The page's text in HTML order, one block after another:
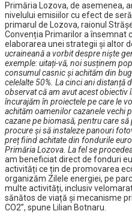
Primăria Lozova, de asemenea,
nivelului emisiilor cu efect de seră
primarul de Lozova, raionul
Convenția Primarilor a însemnat
elaborarea unei strategii și altor
ucraineană a vorbit despre niște
exemple: uitați-vă, noi susținem
consumul casnic și achităm din
celelalte 50%. La cinci ani distanță
observat că am avut acest obiectiv
încurajăm în proiectele pe care le
achităm oamenilor cazanele vechi
cazane pe biomasă, pentru care
procure și să instaleze panouri
preț fiind achitate din fondurile
Primăria Lozova. La fel se
am beneficiat direct de fonduri
activități ce țin de promovarea
organizăm Zilele energiei, pe
multe activități, inclusiv
sănătos de viață și mecanisme
CO2”, spune Lilian Botnaru.